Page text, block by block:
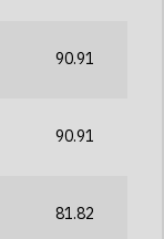
90.91
90.91
81.82